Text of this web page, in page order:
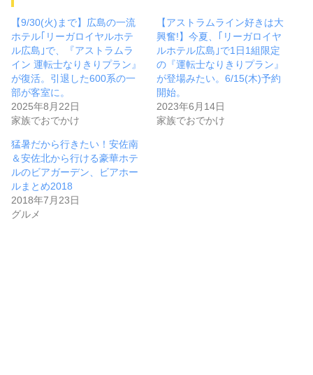
【9/30(火)まで】広島の一流
ホテル｢リーガロイヤルホテ
ル広島｣で、『アストラムラ
イン 運転士なりきりプラン』
が復活。引退した600系の一
部が客室に。
2025年8月22日
家族でおでかけ
【アストラムライン好きは大
興奮!】今夏、｢リーガロイヤ
ルホテル広島｣で1日1組限定
の『運転士なりきりプラン』
が登場みたい。6/15(木)予約
開始。
2023年6月14日
家族でおでかけ
猛暑だから行きたい！安佐南
＆安佐北から行ける豪華ホテ
ルのビアガーデン、ビアホー
ルまとめ2018
2018年7月23日
グルメ